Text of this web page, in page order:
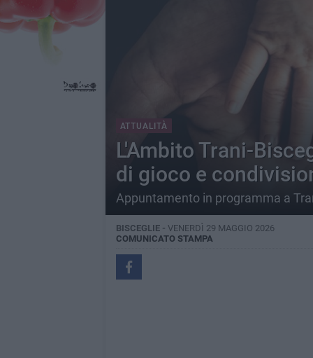
ATTUALITÀ
L'Ambito Trani-
di gioco e
Appuntamento in programma a
BISCEGLIE - VENERDÌ 29 MAGGIO 2026
COMUNICATO STAMPA